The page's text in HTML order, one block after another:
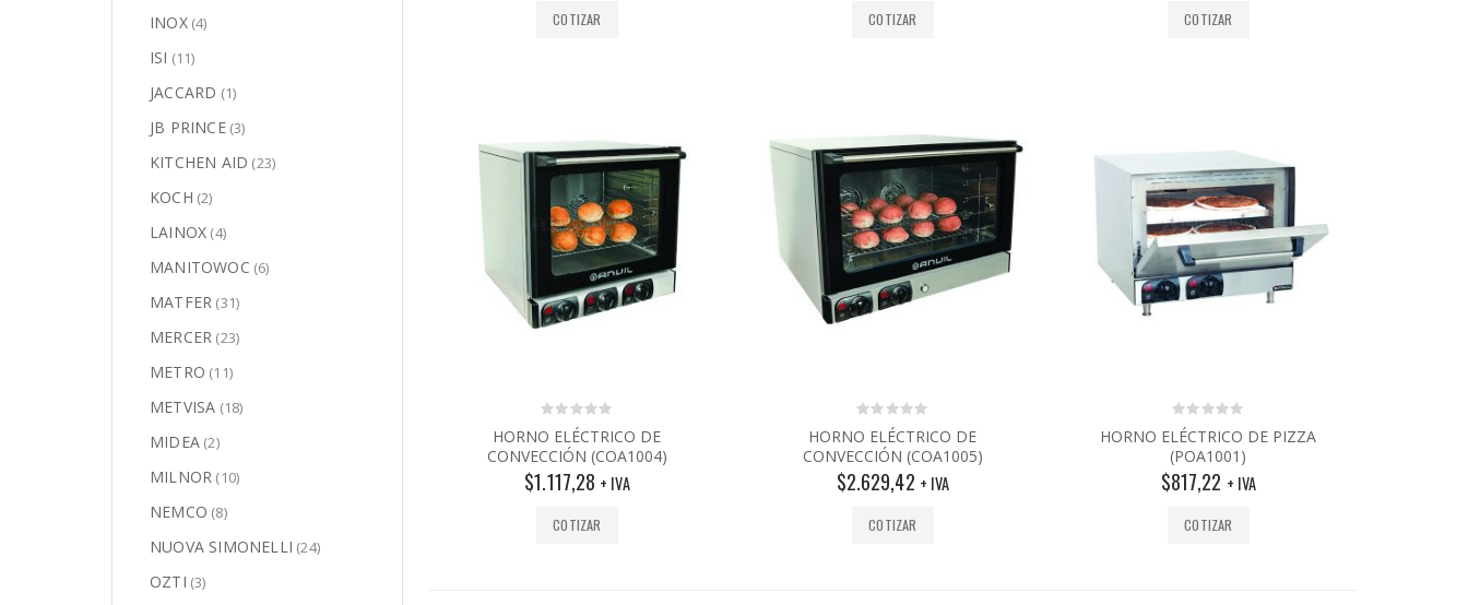
COTIZAR COTIZAR COTIZAR
0
out
of
5
HORNO ELÉCTRICO DE
CONVECCIÓN (COA1004)
$1.117,28 + IVA
COTIZAR
0
out
of
5
HORNO ELÉCTRICO DE
CONVECCIÓN (COA1005)
$2.629,42 + IVA
COTIZAR
0
out
of
5
HORNO ELÉCTRICO DE PIZZA
(POA1001)
$817,22 + IVA
COTIZAR
INOX (4)
ISI (11)
JACCARD (1)
JB PRINCE (3)
KITCHEN AID (23)
KOCH (2)
LAINOX (4)
MANITOWOC (6)
MATFER (31)
MERCER (23)
METRO (11)
METVISA (18)
MIDEA (2)
MILNOR (10)
NEMCO (8)
NUOVA SIMONELLI (24)
OZTI (3)